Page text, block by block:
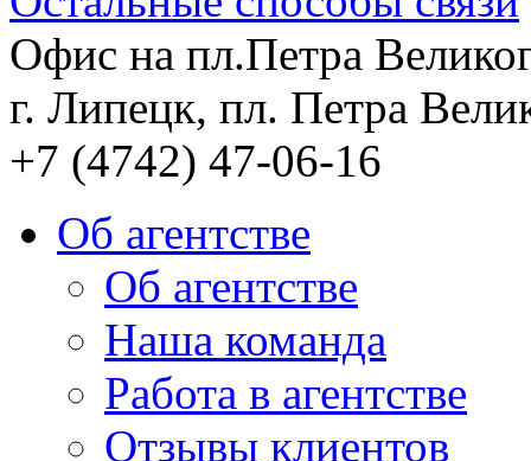
Офис на пл.Петра
г. Липецк, пл. Петра
+7 (4742) 47-06-16
Об агентстве
Об агентстве
Наша команда
Работа в агентстве
Отзывы клиентов